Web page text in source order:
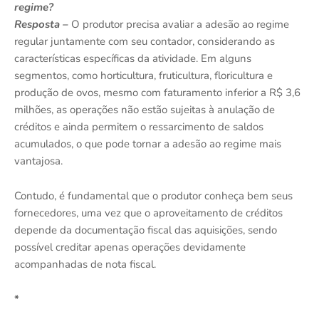
regime?
Resposta – O produtor precisa avaliar a adesão ao regime
regular juntamente com seu contador, considerando as
características específicas da atividade. Em alguns
segmentos, como horticultura, fruticultura, floricultura e
produção de ovos, mesmo com faturamento inferior a R$ 3,6
milhões, as operações não estão sujeitas à anulação de
créditos e ainda permitem o ressarcimento de saldos
acumulados, o que pode tornar a adesão ao regime mais
vantajosa.
Contudo, é fundamental que o produtor conheça bem seus
fornecedores, uma vez que o aproveitamento de créditos
depende da documentação fiscal das aquisições, sendo
possível creditar apenas operações devidamente
acompanhadas de nota fiscal.
*